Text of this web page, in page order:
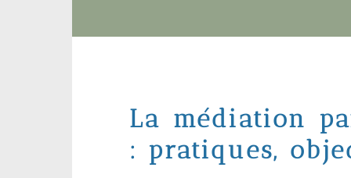
La médiation
: pratiques,